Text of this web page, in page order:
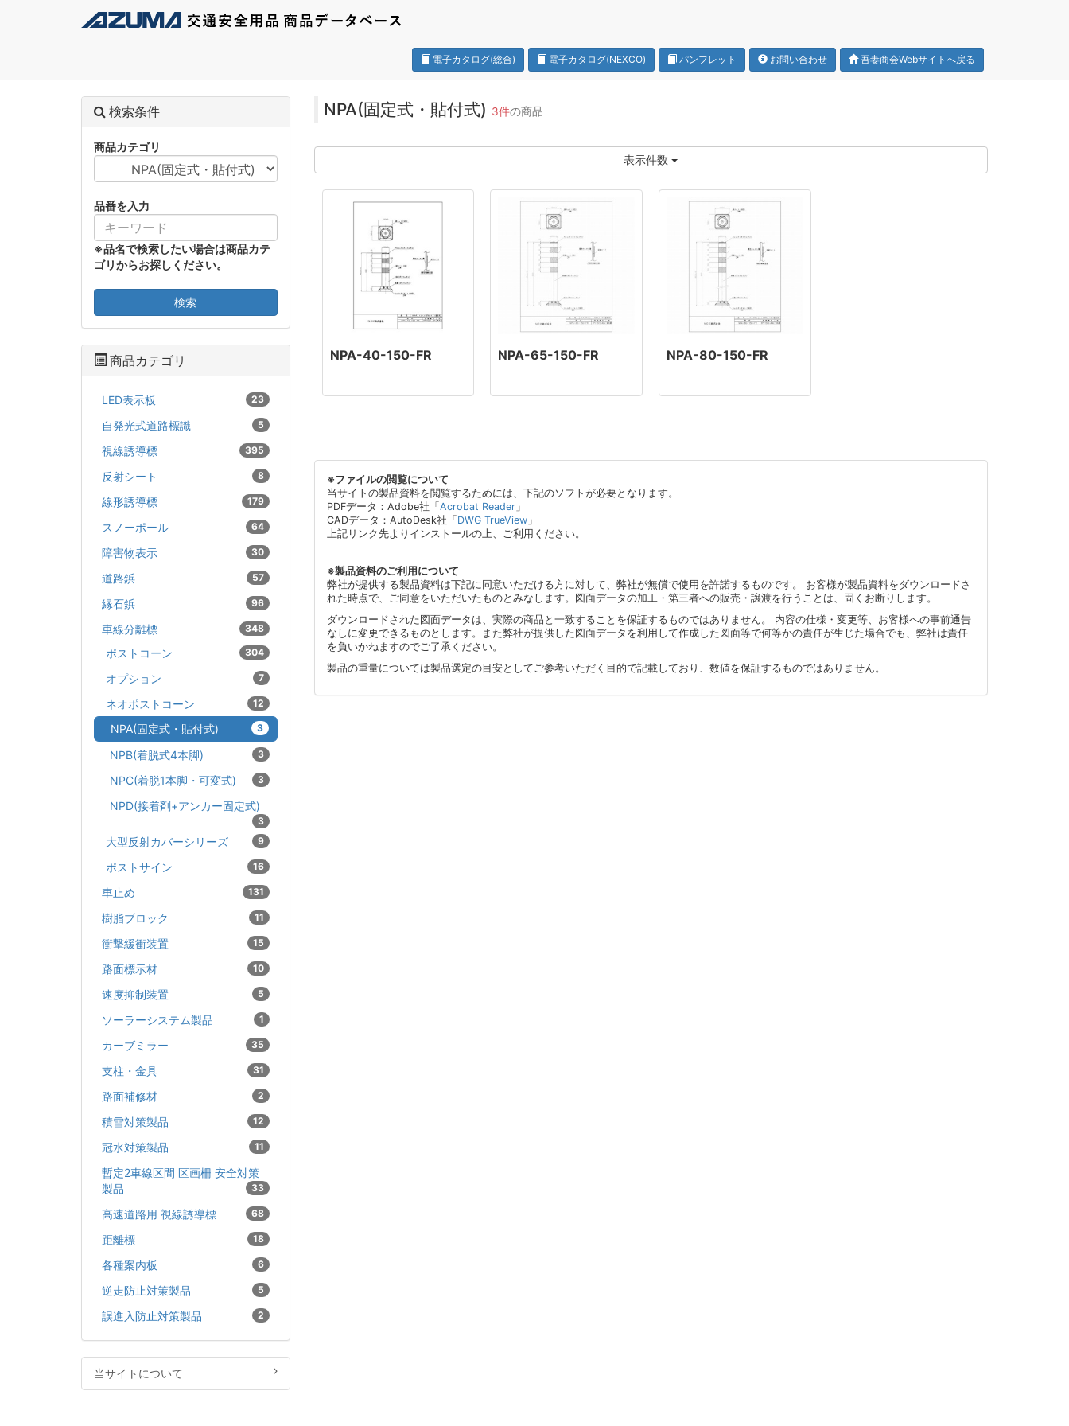
電子カタログ(総合) 電子カタログ(NEXCO) パンフレット お問い合わせ 吾妻商会Webサイトへ戻る
NPA(固定式・貼付式) 3件の商品
表示件数
NPA-40-150-FR NPA-65-150-FR NPA-80-150-FR
※ファイルの閲覧について
当サイトの製品資料を閲覧するためには、下記のソフトが必要となります。
PDFデータ：Adobe社「 Acrobat Reader」
CADデータ：AutoDesk社「 DWG TrueView」
上記リンク先よりインストールの上、ご利用ください。
※製品資料のご利用について
弊社が提供する製品資料は下記に同意いただける方に対して、弊社が無償で使用を許諾するものです。 お客様が製品資料をダウンロードさ
れた時点で、ご同意をいただいたものとみなします。図面データの加工・第三者への販売・譲渡を行うことは、固くお断りします。
ダウンロードされた図面データは、実際の商品と一致することを保証するものではありません。 内容の仕様・変更等、お客様への事前通告
なしに変更できるものとします。また弊社が提供した図面データを利用して作成した図面等で何等かの責任が生じた場合でも、弊社は責任
を負いかねますのでご了承ください。
製品の重量については製品選定の目安としてご参考いただく目的で記載しており、数値を保証するものではありません。
検索条件
商品カテゴリ
品番を入力
※品名で検索したい場合は商品カテ
ゴリからお探しください。
検索
商品カテゴリ
LED表示板 23
自発光式道路標識 5
視線誘導標 395
反射シート 8
線形誘導標 179
スノーポール 64
障害物表示 30
道路鋲 57
縁石鋲 96
車線分離標 348
ポストコーン 304
オプション 7
ネオポストコーン 12
NPA(固定式・貼付式) 3
NPB(着脱式4本脚) 3
NPC(着脱1本脚・可変式) 3
NPD(接着剤+アンカー固定式)
3
大型反射カバーシリーズ 9
ポストサイン 16
車止め 131
樹脂ブロック 11
衝撃緩衝装置 15
路面標示材 10
速度抑制装置 5
ソーラーシステム製品 1
カーブミラー 35
支柱・金具 31
路面補修材 2
積雪対策製品 12
冠水対策製品 11
暫定2車線区間 区画柵 安全対策
製品
33
高速道路用 視線誘導標 68
距離標 18
各種案内板 6
逆走防止対策製品 5
誤進入防止対策製品 2
当サイトについて